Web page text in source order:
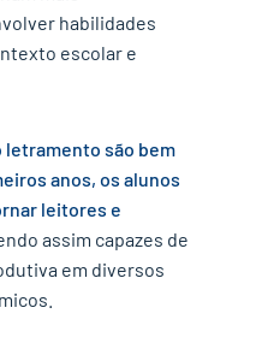
habilidades
escolar e
letramento são bem
anos, os alunos
leitores e
assim capazes de
em diversos